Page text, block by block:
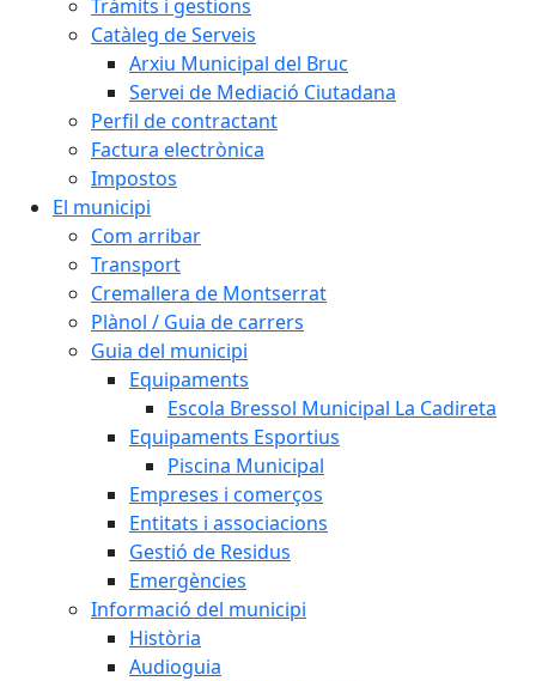
Tràmits i gestions
Catàleg de Serveis
Arxiu Municipal del Bruc
Servei de Mediació Ciutadana
Perfil de contractant
Factura electrònica
Impostos
El municipi
Com arribar
Transport
Cremallera de Montserrat
Plànol / Guia de carrers
Guia del municipi
Equipaments
Escola Bressol Municipal La Cadireta
Equipaments Esportius
Piscina Municipal
Empreses i comerços
Entitats i associacions
Gestió de Residus
Emergències
Informació del municipi
Història
Audioguia